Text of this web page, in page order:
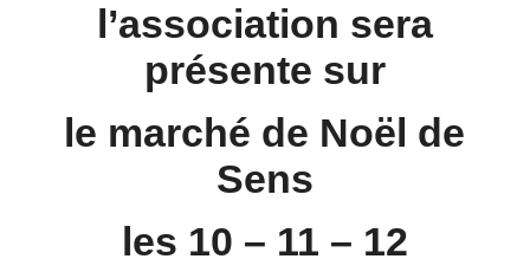
l’association sera
présente sur
le marché de Noël de
Sens
les 10 – 11 – 12